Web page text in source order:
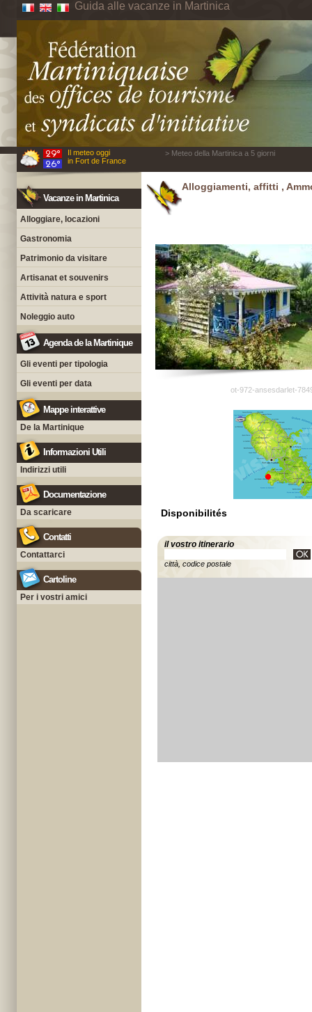
Guida alle vacanze in Martinica
Il meteo oggi
in Fort de France
> Meteo della Martinica a 5 giorni
Vacanze in Martinica
Alloggiare, locazioni
Gastronomia
Patrimonio da visitare
Artisanat et souvenirs
Attività natura e sport
Noleggio auto
Agenda de la Martinique
Gli eventi per tipologia
Gli eventi per data
Mappe interattive
De la Martinique
Informazioni Utili
Indirizzi utili
Documentazione
Da scaricare
Contatti
Contattarci
Cartoline
Per i vostri amici
Alloggiamenti, affitti ,
ot-972-ansesdarlet-
Disponibilités
il vostro itinerario
città, codice postale